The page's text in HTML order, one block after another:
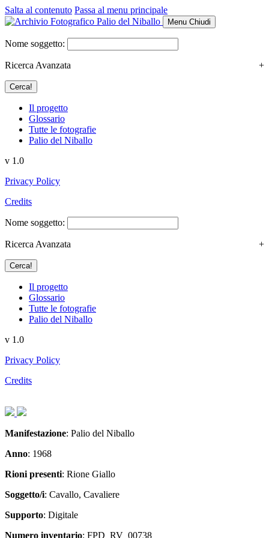
Salta al contenuto Passa al menu principale
Menu Chiudi
Nome soggetto:
Ricerca Avanzata +
Il progetto
Glossario
Tutte le fotografie
Palio del Niballo
v 1.0
Privacy Policy
Credits
Nome soggetto:
Ricerca Avanzata +
Il progetto
Glossario
Tutte le fotografie
Palio del Niballo
v 1.0
Privacy Policy
Credits
Articolo
Articolo
Manifestazione: Palio del Niballo
Anno: 1968
Rioni presenti: Rione Giallo
Soggetto/i: Cavallo, Cavaliere
Supporto: Digitale
Numero inventario: FPD_RV_00738